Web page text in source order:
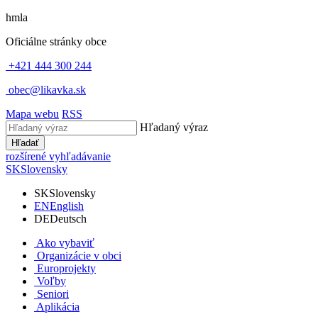
hmla
Oficiálne stránky obce
+421 444 300 244
obec@likavka.sk
Mapa webu RSS
Hľadaný výraz
Hľadať
rozšírené vyhľadávanie
SKSlovensky
SKSlovensky
ENEnglish
DEDeutsch
Ako vybaviť
Organizácie v obci
Europrojekty
Voľby
Seniori
Aplikácia